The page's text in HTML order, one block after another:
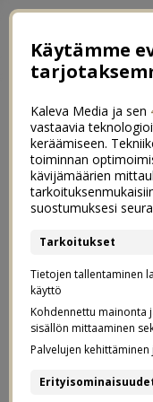
Luukku 15.
Mulla on ollut
joululahjatoiveita.
saada lahjoja,
siitäkin tulisi ehkä
mitään kovin
minkäänlaista
Käytämme
Kaleva Media ja sen
vastaavia
keräämiseen.
toiminnan
kävijämäärien
suostumuksesi
Tarkoitukset
Tietojen tallentaminen
käyttö
Kohdennettu mainonta
sisällön mittaaminen
Palvelujen